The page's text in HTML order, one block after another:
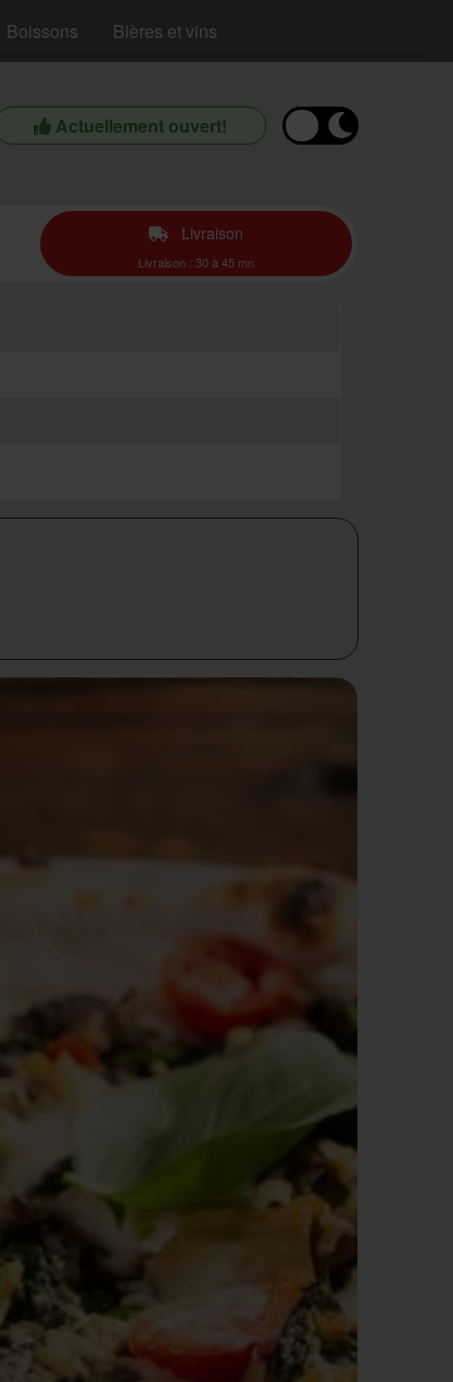
Boissons Bières et vins
Actuellement ouvert!
Livraison
Livraison : 30 à 45 mn